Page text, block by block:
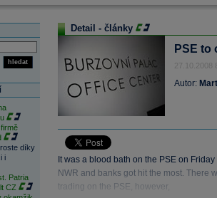
hledat
díky
i
Patria
CZ
Detail - články
PSE to
27.10.2008
Autor:
It was a blood bath on the PSE on
NWR and banks got hit the most. There
trading on the PSE, however,